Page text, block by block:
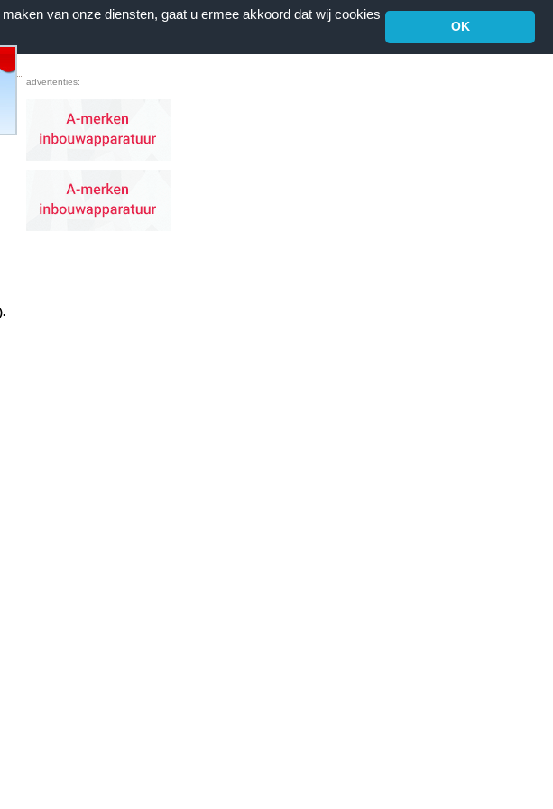
van onze diensten, gaat u ermee akkoord dat wij cookies
OK
advertenties: